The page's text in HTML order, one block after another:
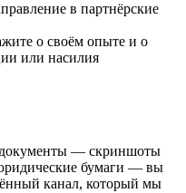
в партнёрские
о своём опыте и о
или насилия
документы — скриншоты
бумаги — вы
канал, который мы